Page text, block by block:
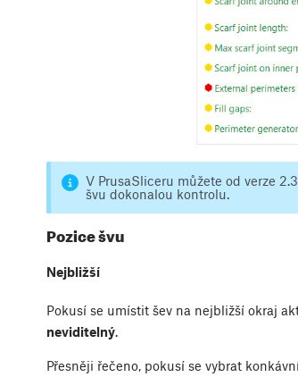
V PrusaSliceru můžete od verze
švu dokonalou kontrolu.
Pozice švu
Nejbližší
Pokusí se umístit šev na nejbližší okraj
neviditelný.
Přesněji řečeno, pokusí se vybrat